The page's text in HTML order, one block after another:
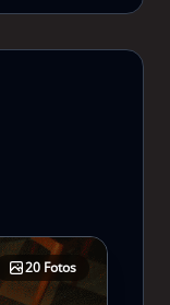
20 Fotos